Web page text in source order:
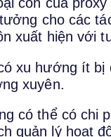
cho các
xuất hiện với
xu hướng ít
xuyên.
có thể có chi
quản lý hoạt